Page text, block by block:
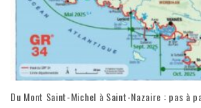
Du Mont Saint-Michel à Saint-Nazaire : pas à